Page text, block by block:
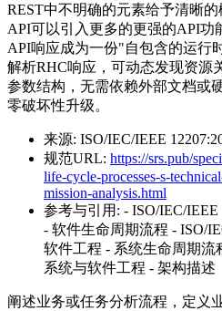
REST中不明确的元素给予清晰
API可以引入更多的更强的API功
API响应成为一份"自包含的运行
解析RHC响应，可动态发现资源
参数结构，无需依赖外部文档或
零破坏性升级。
来源: ISO/IEC/IEEE
规范URL: https://srs.pub/
life-cycle-processes-s-
mission-analysis.html
参考与引用: - ISO/IEC/
- 软件生命周期流程 - ISO/
软件工程 - 系统生命周期流
系统与软件工程 - 架构描述
阐述业务或任务分析流程，定义